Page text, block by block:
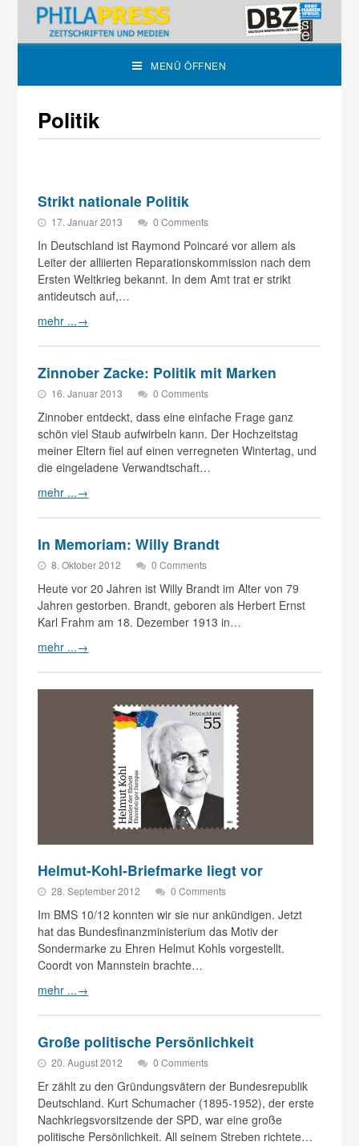
MENÜ ÖFFNEN
Politik
Strikt nationale Politik
17. Januar 2013 0 Comments
In Deutschland ist Raymond Poincaré vor allem als
Leiter der alliierten Reparationskommission nach dem
Ersten Weltkrieg bekannt. In dem Amt trat er strikt
antideutsch auf,…
mehr ...→
Zinnober Zacke: Politik mit Marken
16. Januar 2013 0 Comments
Zinnober entdeckt, dass eine einfache Frage ganz
schön viel Staub aufwirbeln kann. Der Hochzeitstag
meiner Eltern fiel auf einen verregneten Wintertag, und
die eingeladene Verwandtschaft…
mehr ...→
In Memoriam: Willy Brandt
8. Oktober 2012 0 Comments
Heute vor 20 Jahren ist Willy Brandt im Alter von 79
Jahren gestorben. Brandt, geboren als Herbert Ernst
Karl Frahm am 18. Dezember 1913 in…
mehr ...→
Helmut-Kohl-Briefmarke liegt vor
28. September 2012 0 Comments
Im BMS 10/12 konnten wir sie nur ankündigen. Jetzt
hat das Bundesfinanzministerium das Motiv der
Sondermarke zu Ehren Helmut Kohls vorgestellt.
Coordt von Mannstein brachte…
mehr ...→
Große politische Persönlichkeit
20. August 2012 0 Comments
Er zählt zu den Gründungsvätern der Bundesrepublik
Deutschland. Kurt Schumacher (1895-1952), der erste
Nachkriegsvorsitzende der SPD, war eine große
politische Persönlichkeit. All seinem Streben richtete…